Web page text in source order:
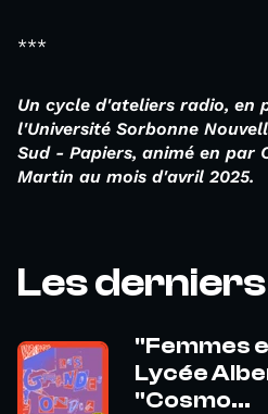
***
Un cycle d'ateliers radio, en
l'Université Sorbonne
Sud - Papiers, animé en par
Martin au mois d'avril 2025.
Les
"Femmes
Lycée
"Cosmo...